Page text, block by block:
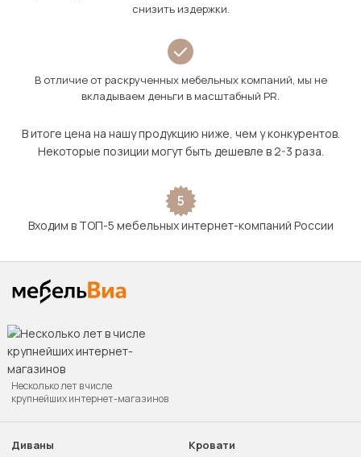
снизить издержки.
В отличие от раскрученных мебельных компаний, мы не
вкладываем деньги в масштабный PR.
В итоге цена на нашу продукцию ниже, чем у конкурентов.
Некоторые позиции могут быть дешевле в 2-3 раза.
5
Входим в ТОП-5 мебельных интернет-компаний России
Несколько лет в числе
крупнейших интернет-магазинов
Диваны
Кровати